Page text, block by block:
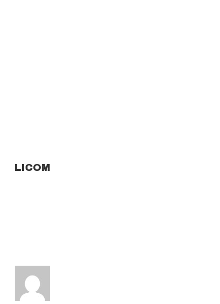
LICOM